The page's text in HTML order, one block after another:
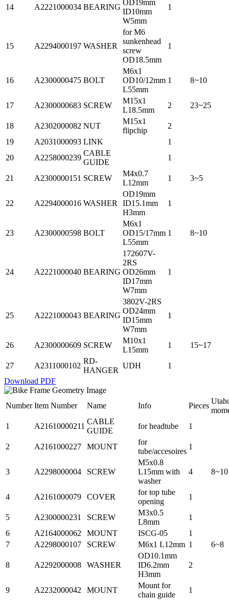
14 A2221000034 BEARING
OD19mm
ID10mm
W5mm
1
15 A2294000197 WASHER
for M6
sunkenhead
screw
OD18.5mm
1
16 A2300000475 BOLT
M6x1
OD10/12mm
L55mm
1 8~10
17 A2300000683 SCREW
M15x1
L18.5mm
2 23~25
18 A2302000082 NUT
M15x1
flipchip
2
19
A2031000093 LINK
1
20
A2258000239
CABLE
GUIDE
1
21 A2300000151 SCREW
M4x0.7
L12mm
1 3~5
22 A2294000016 WASHER
OD19mm
ID15.1mm
H3mm
1
23 A2300000598 BOLT
M6x1
OD15/17mm
L55mm
1 8~10
24 A2221000040 BEARING
172607V-
2RS
OD26mm
ID17mm
W7mm
1
25 A2221000043 BEARING
3802V-2RS
OD24mm
ID15mm
W7mm
1
26 A2300000609 SCREW
M10x1
L15mm
1 15~17
27 A2311000102
RD-
HANGER
UDH
1
Download PDF
Number Item Number Name Info Pieces
1
A21610000211
CABLE
GUIDE
for headtube 1
2 A2161000227 MOUNT
for
tube/accesoires
1
3 A2298000004 SCREW
M5x0.8
L15mm with
washer
4 8~10
4 A2161000079 COVER
for top tube
opening
1
5 A2300000231 SCREW
M3x0.5
L8mm
1
6
A2164000062 MOUNT ISCG-05
1
7
A2298000107 SCREW M6x1 L12mm 1 6~8
8 A2292000008 WASHER
OD10.1mm
ID6.2mm
H3mm
2
9 A2232000042 MOUNT
Mount for
chain guide
1